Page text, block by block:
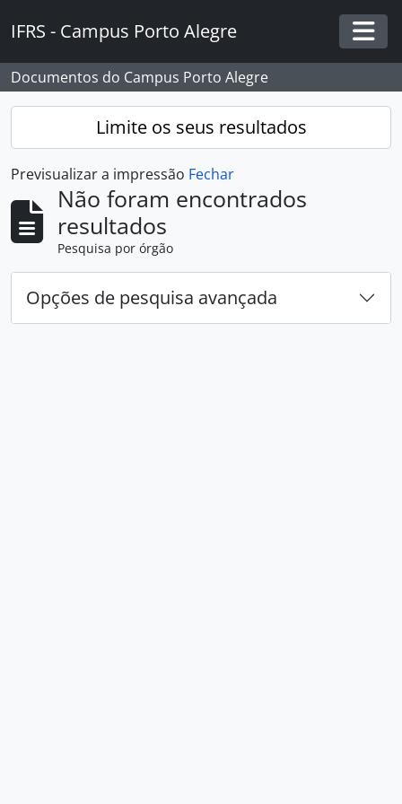
IFRS - Campus Porto Alegre
Documentos do Campus Porto Alegre
Limite os seus resultados
Previsualizar a impressão Fechar
Não foram encontrados
resultados
Pesquisa por órgão
Opções de pesquisa avançada